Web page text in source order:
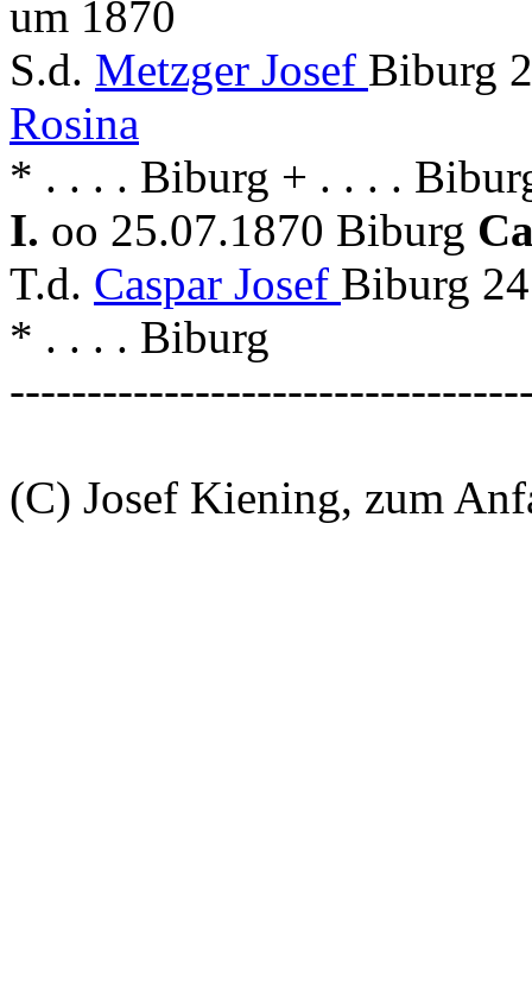
um 1870
S.d. Metzger Josef Biburg
Rosina
* . . . . Biburg + . . . .
I. oo 25.07.1870 Biburg
T.d. Caspar Josef Biburg
* . . . . Biburg
(C) Josef Kiening, zum